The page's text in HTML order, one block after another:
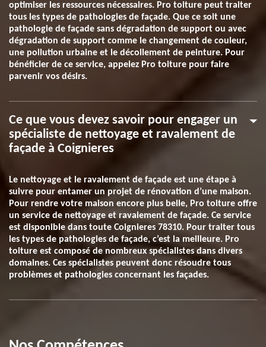
optimiser les ressources nécessaires. Pro toiture peut traiter
tous les types de pathologies de façade. Que ce soit une
pathologie de façade sans dégradation de support ou avec
dégradation de support comme le changement de couleur,
une pollution urbaine et le décollement de peinture. Pour
bénéficier de ce service, appelez Pro toiture pour faire
parvenir vos désirs.
Ce que vous devez savoir pour engager un
spécialiste de nettoyage et ravalement de
façade à Coignieres
Le nettoyage et le ravalement de façade est une étape à
suivre pour entamer un projet de rénovation d’une maison.
Pour rendre votre maison encore plus belle, Pro toiture offre
un service de nettoyage et ravalement de façade. Ce service
est disponible dans toute Coignieres 78310. Pour traiter tous
les types de pathologies de façade, c’est la meilleure. Pro
toiture est composé de nombreux spécialistes dans divers
domaines. Ces spécialistes peuvent donc résoudre tous
problèmes et pathologies concernant les façades.